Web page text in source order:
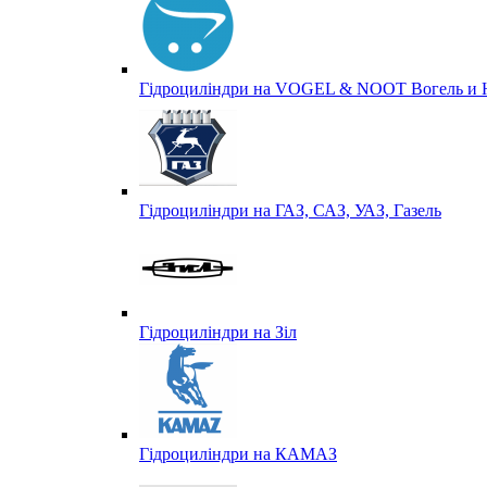
Гідроциліндри на VOGEL & NOOT Вогель и
Гідроциліндри на ГАЗ, САЗ, УАЗ, Газель
Гідроциліндри на Зіл
Гідроциліндри на КАМАЗ